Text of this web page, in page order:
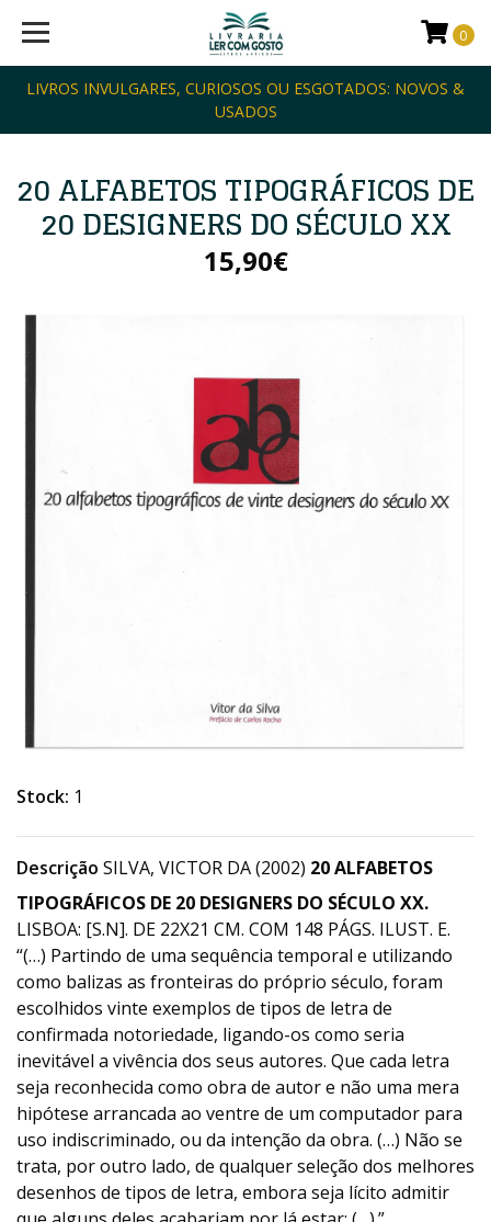
LIVROS INVULGARES, CURIOSOS OU ESGOTADOS: NOVOS &
USADOS
0
20 ALFABETOS TIPOGRÁFICOS DE
20 DESIGNERS DO SÉCULO XX
15,90€
Stock: 1
Descrição SILVA, VICTOR DA (2002) 20 ALFABETOS
TIPOGRÁFICOS DE 20 DESIGNERS DO SÉCULO XX.
LISBOA: [S.N]. DE 22X21 CM. COM 148 PÁGS. ILUST. E.
“(…) Partindo de uma sequência temporal e utilizando
como balizas as fronteiras do próprio século, foram
escolhidos vinte exemplos de tipos de letra de
confirmada notoriedade, ligando-os como seria
inevitável a vivência dos seus autores. Que cada letra
seja reconhecida como obra de autor e não uma mera
hipótese arrancada ao ventre de um computador para
uso indiscriminado, ou da intenção da obra. (…) Não se
trata, por outro lado, de qualquer seleção dos melhores
desenhos de tipos de letra, embora seja lícito admitir